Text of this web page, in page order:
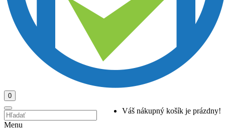
0
Váš nákupný košík je prázdny!
Menu